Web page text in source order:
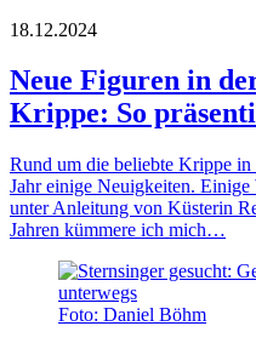
18.12.2024
Neue Figuren in
Krippe: So
Rund um die beliebte Krippe in
Jahr einige Neuigkeiten.
unter Anleitung von Küsterin
Jahren kümmere ich mich…
Foto: Daniel Böhm